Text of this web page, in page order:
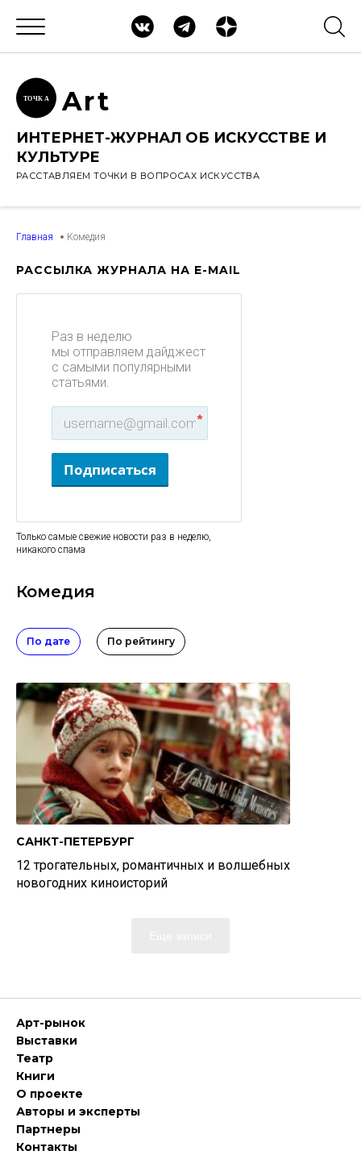
ТОЧК А Art
ИНТЕРНЕТ-ЖУРНАЛ ОБ ИСКУССТВЕ И
КУЛЬТУРЕ
РАССТАВЛЯЕМ ТОЧКИ В ВОПРОСАХ ИСКУССТВА
Главная Комедия
РАССЫЛКА ЖУРНАЛА НА E-MAIL
Раз в неделю
мы отправляем дайджест
с самыми популярными
статьями.
*
Подписаться
Только самые свежие новости раз в неделю,
никакого спама
Комедия
По дате По рейтингу
САНКТ-ПЕТЕРБУРГ
12 трогательных, романтичных и волшебных
новогодних киноисторий
Арт-рынок
Выставки
Театр
Книги
О проекте
Авторы и эксперты
Партнеры
Контакты